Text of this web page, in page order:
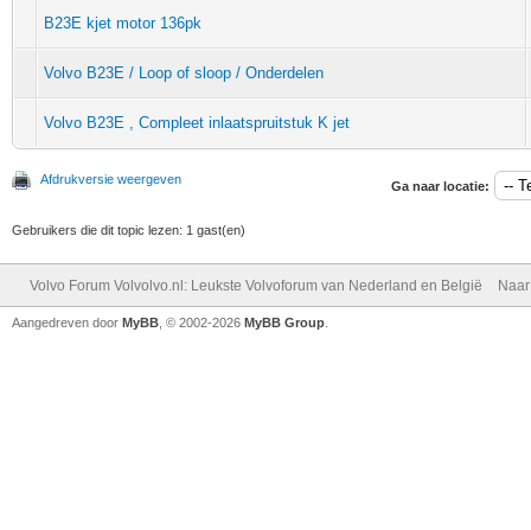
B23E kjet motor 136pk
Volvo B23E / Loop of sloop / Onderdelen
Volvo B23E , Compleet inlaatspruitstuk K jet
Afdrukversie weergeven Ga naar locatie:
Gebruikers die dit topic lezen: 1 gast(en)
Volvo Forum Volvolvo.nl: Leukste Volvoforum van Nederland en België
Aangedreven door MyBB , © 2002-2026 MyBB Group